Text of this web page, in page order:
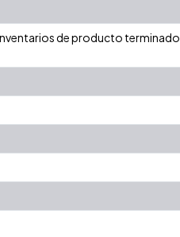
de producto terminado